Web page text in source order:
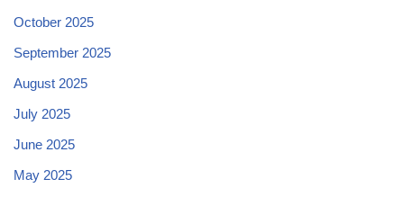
October 2025
September 2025
August 2025
July 2025
June 2025
May 2025